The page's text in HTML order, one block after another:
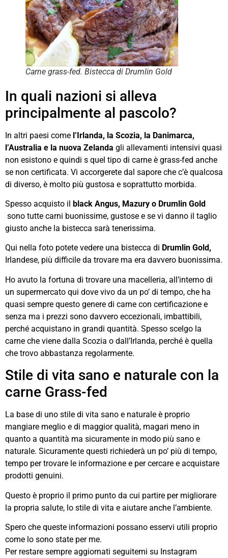
Carne grass-fed. Bistecca di Drumlin Gold
In quali nazioni si alleva
principalmente al pascolo?
In altri paesi come l’Irlanda, la Scozia, la Danimarca,
l’Australia e la nuova Zelanda gli allevamenti intensivi quasi
non esistono e quindi s quel tipo di carne è grass-fed anche
se non certificata. Vi accorgerete dal sapore che c’è qualcosa
di diverso, è molto più gustosa e soprattutto morbida.
Spesso acquisto il black Angus, Mazury o Drumlin Gold
sono tutte carni buonissime, gustose e se vi danno il taglio
giusto anche la bistecca sarà tenerissima.
Qui nella foto potete vedere una bistecca di Drumlin Gold,
Irlandese, più difficile da trovare ma era davvero buonissima.
Ho avuto la fortuna di trovare una macelleria, all’interno di
un supermercato qui dove vivo da un po’ di tempo, che ha
quasi sempre questo genere di carne con certificazione e
senza ma i prezzi sono davvero eccezionali, imbattibili,
perché acquistano in grandi quantità. Spesso scelgo la
carne che viene dalla Scozia o dall’Irlanda, perché è quella
che trovo abbastanza regolarmente.
Stile di vita sano e naturale con la
carne Grass-fed
La base di uno stile di vita sano e naturale è proprio
mangiare meglio e di maggior qualità, magari meno in
quanto a quantità ma sicuramente in modo più sano e
naturale. Sicuramente questi richiederà un po’ più di tempo,
tempo per trovare le informazione e per cercare e acquistare
prodotti genuini.
Questo è proprio il primo punto da cui partire per migliorare
la propria salute, lo stile di vita e aiutare anche l’ambiente.
Spero che queste informazioni possano esservi utili proprio
come lo sono state per me.
Per restare sempre aggiornati seguitemi su Instagram